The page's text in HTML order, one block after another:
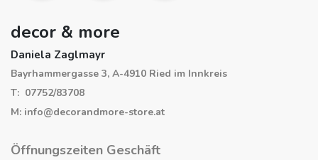
decor & more
Daniela Zaglmayr
Bayrhammergasse 3, A-4910 Ried im Innkreis
T: 07752/83708
M: info@decorandmore-store.at
Öffnungszeiten Geschäft